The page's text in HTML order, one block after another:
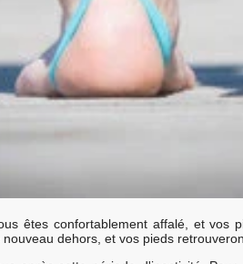
êtes confortablement affalé, et vos
dehors, et vos pieds